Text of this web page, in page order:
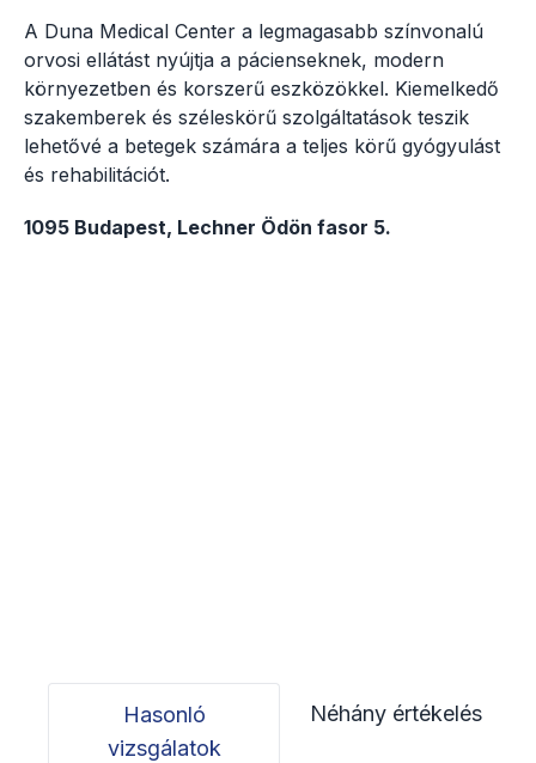
A Duna Medical Center a legmagasabb színvonalú
orvosi ellátást nyújtja a pácienseknek, modern
környezetben és korszerű eszközökkel. Kiemelkedő
szakemberek és széleskörű szolgáltatások teszik
lehetővé a betegek számára a teljes körű gyógyulást
és rehabilitációt.
1095 Budapest, Lechner Ödön fasor 5.
Hasonló
vizsgálatok
Néhány értékelés